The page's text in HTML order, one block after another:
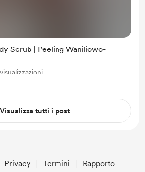
Scrub | Peeling Waniliowo-
Visualizza tutti i post
Privacy Termini Rapporto